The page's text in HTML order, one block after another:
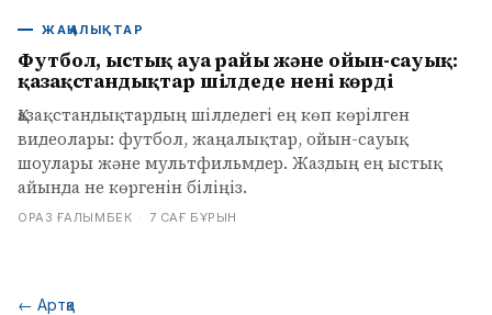
ЖАҢАЛЫҚТАР
Футбол, ыстық ауа райы және ойын-сауық:
қазақстандықтар шілдеде нені көрді
Қазақстандықтардың шілдедегі ең көп көрілген
видеолары: футбол, жаңалықтар, ойын-сауық
шоулары және мультфильмдер. Жаздың ең ыстық
айында не көргенін біліңіз.
ОРАЗ ҒАЛЫМБЕК · 7 САҒ БҰРЫН
← Артқа